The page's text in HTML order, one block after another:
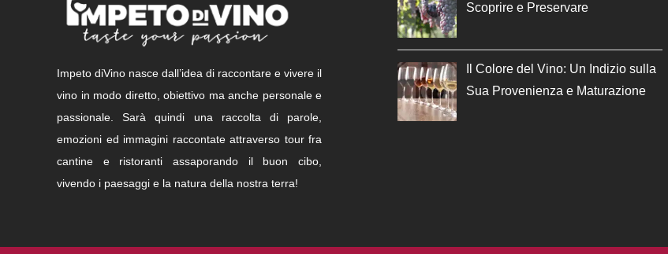
Impeto diVino nasce dall’idea di raccontare e vivere il
vino in modo diretto, obiettivo ma anche personale e
passionale. Sarà quindi una raccolta di parole,
emozioni ed immagini raccontate attraverso tour fra
cantine e ristoranti assaporando il buon cibo,
vivendo i paesaggi e la natura della nostra terra!
Scoprire e Preservare
Il Colore del Vino: Un Indizio sulla
Sua Provenienza e Maturazione